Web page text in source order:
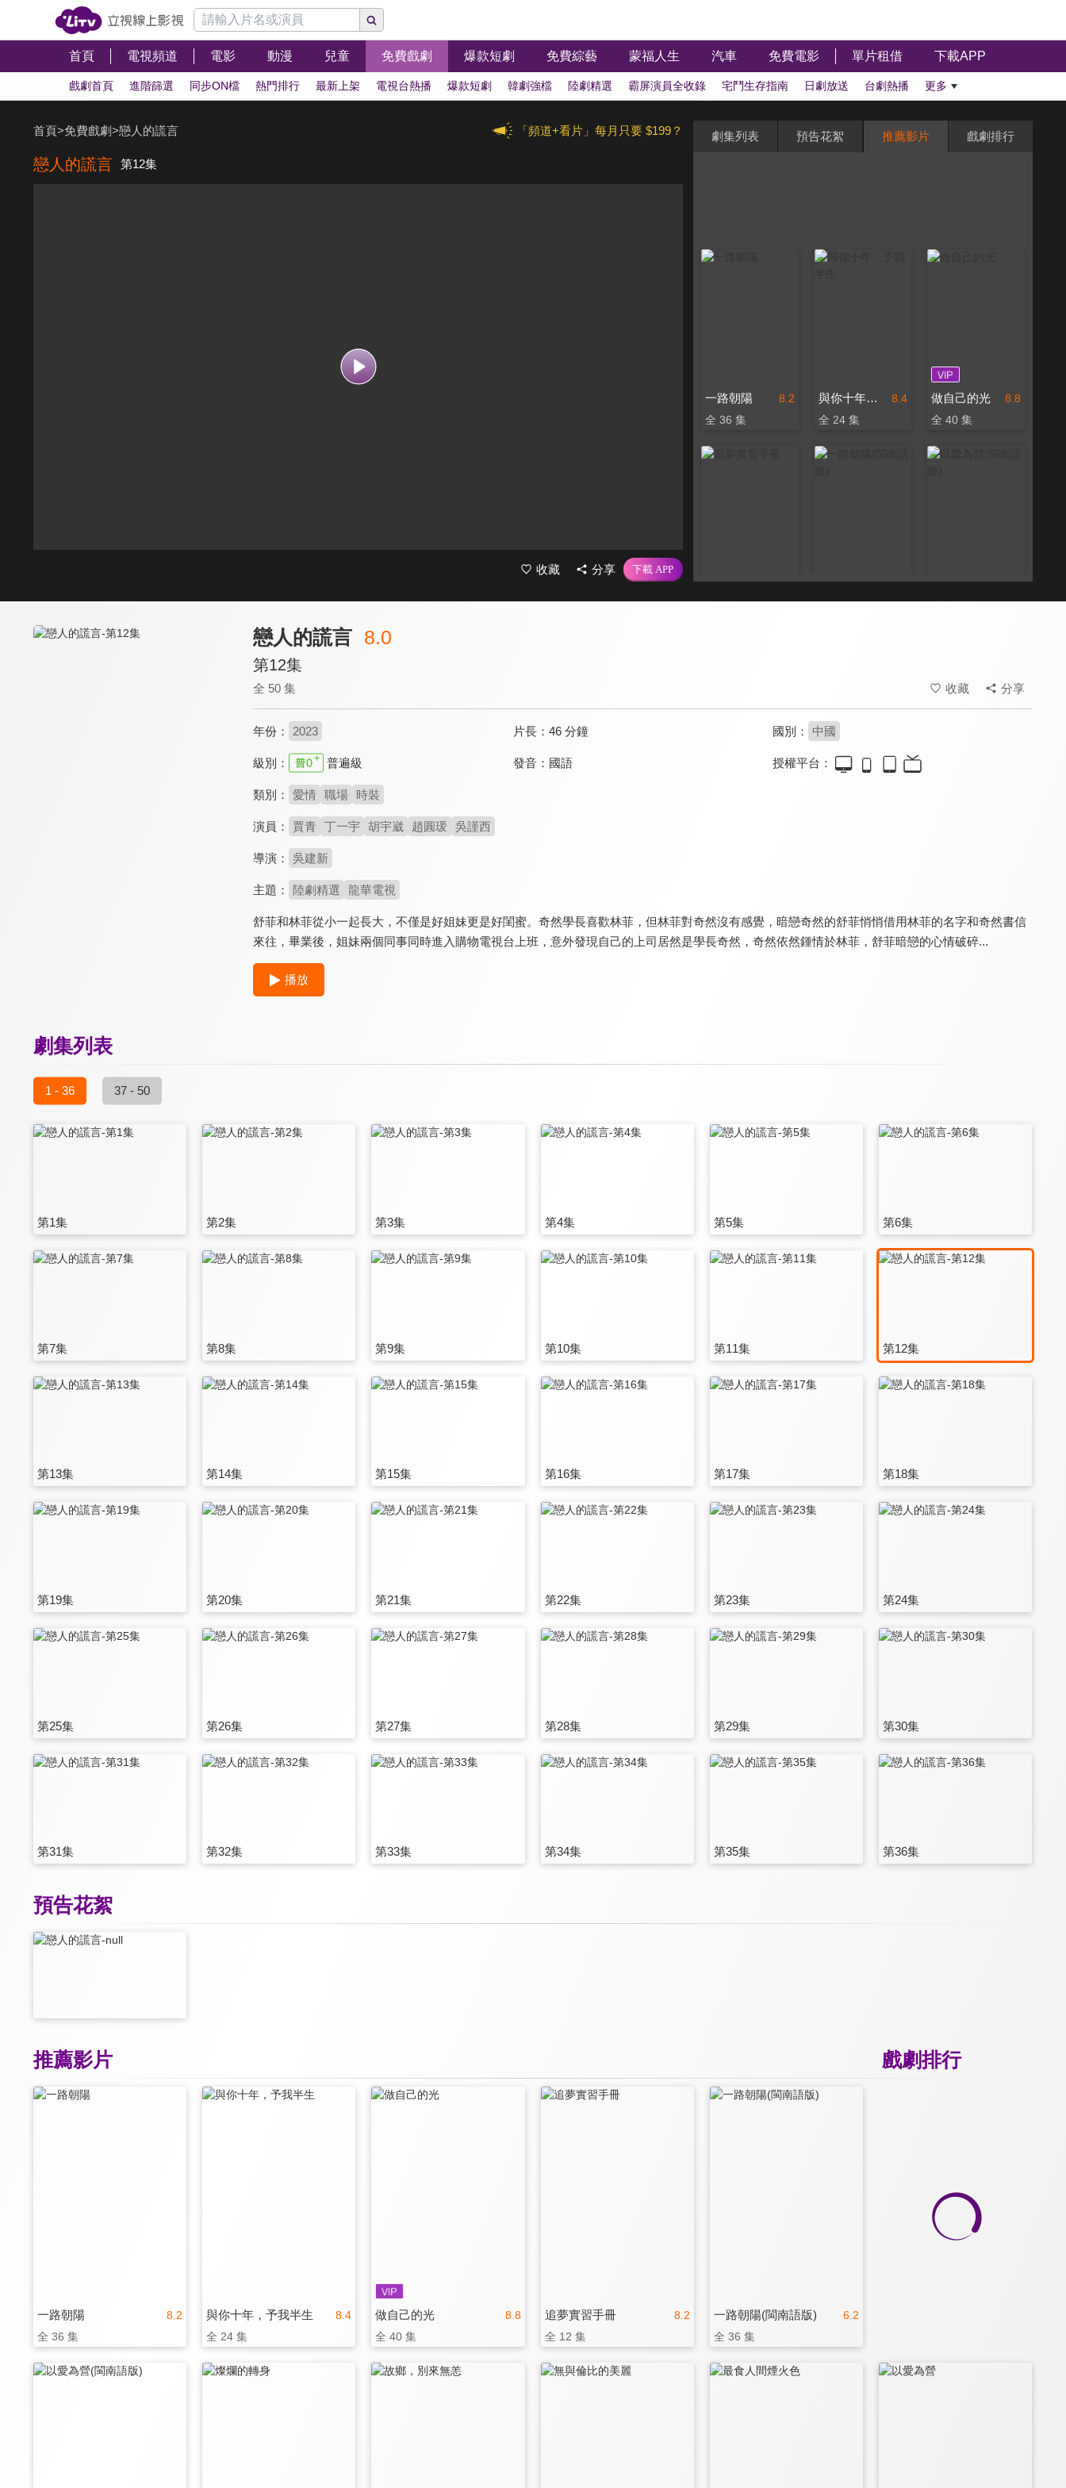
首頁 電視頻道 電影 動漫 兒童 免費戲劇 爆款短劇 免費綜藝 蒙福人生 汽車 免費電影 單片租借 下載APP
戲劇首頁 進階篩選 同步ON檔 熱門排行 最新上架 電視台熱播 爆款短劇 韓劇強檔 陸劇精選 霸屏演員全收錄 宅鬥生存指南 日劇放送 台劇熱播 更多
「頻道+看片」每月只要 $199？
首頁>免費戲劇>戀人的謊言
戀人的謊言 第12集
收藏 分享
劇集列表 預告花絮 推薦影片 戲劇排行
8.2
一路朝陽
全 36 集
8.4
與你十年，予我半生
全 24 集
8.8
做自己的光
全 40 集
戀人的謊言 8.0
第12集
全 50 集 收藏 分享
年份： 2023 片長： 46 分鐘 國別： 中國
級別： 普遍級 發音： 國語 授權平台：
類別： 愛情 職場 時裝
演員： 賈青 丁一宇 胡宇崴 趙圓瑗 吳謹西
導演： 吳建新
主題： 陸劇精選 龍華電視
舒菲和林菲從小一起長大，不僅是好姐妹更是好閨蜜。奇然學長喜歡林菲，但林菲對奇然沒有感覺，暗戀奇然的舒菲悄悄借用林菲的名字和奇然書信
來往，畢業後，姐妹兩個同事同時進入購物電視台上班，意外發現自己的上司居然是學長奇然，奇然依然鍾情於林菲，舒菲暗戀的心情破碎...
播放
劇集列表
1 - 36 37 - 50
第1集 第2集 第3集 第4集 第5集 第6集
第7集 第8集 第9集 第10集 第11集 第12集
第13集 第14集 第15集 第16集 第17集 第18集
第19集 第20集 第21集 第22集 第23集 第24集
第25集 第26集 第27集 第28集 第29集 第30集
第31集 第32集 第33集 第34集 第35集 第36集
預告花絮
戲劇排行
推薦影片
8.2
一路朝陽
全 36 集
8.4
與你十年，予我半生
全 24 集
8.8
做自己的光
全 40 集
8.2
追夢實習手冊
全 12 集
6.2
一路朝陽(閩南語版)
全 36 集